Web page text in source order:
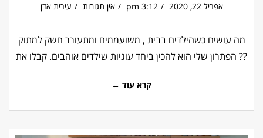
אפריל 22, 2020 3:12 pm אין תגובות עירית אדן
מה עושים כשהילדים בבית , משועממים ומתעורר חשק למתוק
?? הפתרון שלי הוא להכין ביחד עוגיות שילדים אוהבים. קבלו את
קרא עוד ←